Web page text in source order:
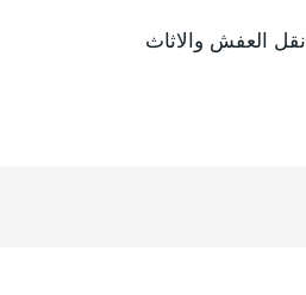
نقل العفش والاثاث